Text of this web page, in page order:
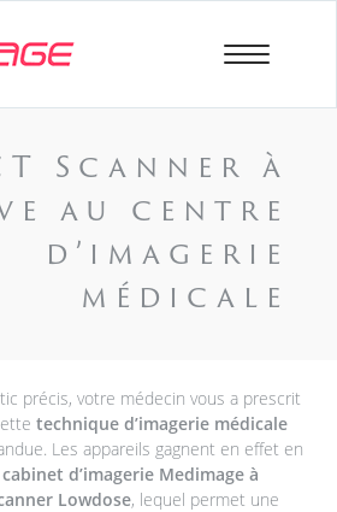
Scanner à
au centre
d’imagerie
médicale
précis, votre médecin vous a prescrit
technique d’imagerie médicale
Les appareils gagnent en effet en
cabinet d’imagerie Medimage à
Lowdose, lequel permet une